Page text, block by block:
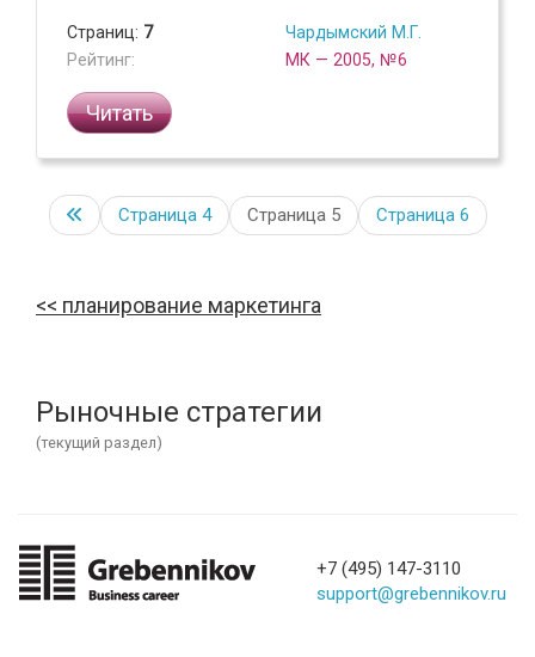
Страниц: 7
Рейтинг:
Чардымский М.Г.
МК — 2005, №6
Читать
Страница 4 Страница 5 Страница 6
планирование маркетинга
Рыночные стратегии
(текущий раздел)
+7 (495) 147-3110
support@grebennikov.ru